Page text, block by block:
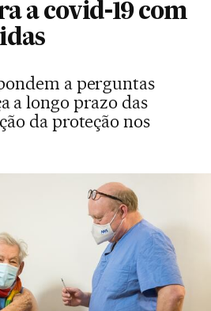
a covid-19 com
a perguntas
a longo prazo das
da proteção nos